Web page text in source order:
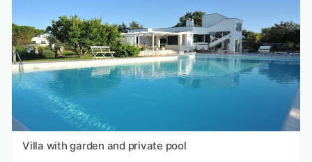
Villa with garden and private pool